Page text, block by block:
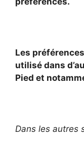
Les
utilisé dans
Pied et
Dans les autres